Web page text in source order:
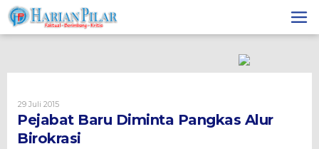
Skip
to
content
29 Juli 2015Oleh
Harian
Pilar
Pejabat Baru Diminta Pangkas Alur
Birokrasi